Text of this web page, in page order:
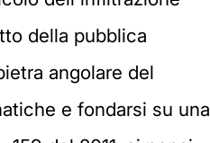
della pubblica
angolare del
e fondarsi su una